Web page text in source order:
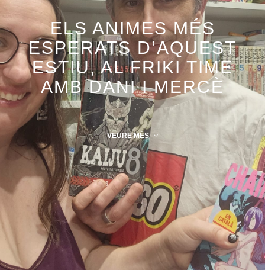
ELS ANIMES MÉS
ESPERATS D’AQUEST
ESTIU, AL FRIKI TIME
AMB DANI I MERCÈ
VEURE MÉS